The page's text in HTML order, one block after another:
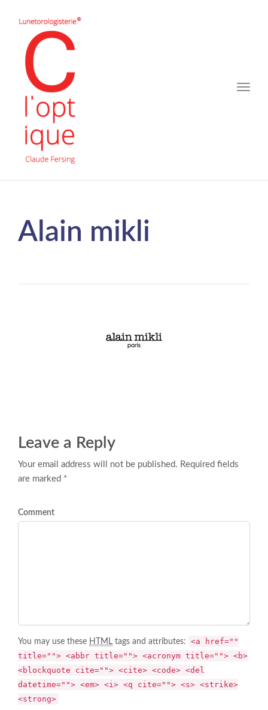
Toggle
Alain mikli
Leave a Reply
Your email address will not be published. Required fields
are marked *
Comment
You may use these HTML tags and attributes:
<a href=""
title=""> <abbr title=""> <acronym title=""> <b>
<blockquote cite=""> <cite> <code> <del
datetime=""> <em> <i> <q cite=""> <s> <strike>
<strong>